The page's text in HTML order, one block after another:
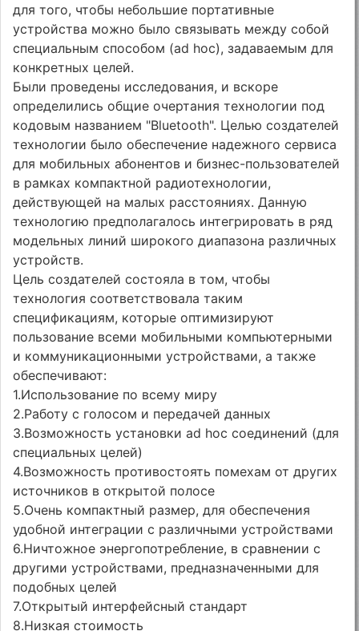
для того, чтобы небольшие портативные
устройства можно было связывать между собой
специальным способом (ad hoc), задаваемым для
конкретных целей.
Были проведены исследования, и вскоре
определились общие очертания технологии под
кодовым названием "Bluetooth". Целью создателей
технологии было обеспечение надежного сервиса
для мобильных абонентов и бизнес-пользователей
в рамках компактной радиотехнологии,
действующей на малых расстояниях. Данную
технологию предполагалось интегрировать в ряд
модельных линий широкого диапазона различных
устройств.
Цель создателей состояла в том, чтобы
технология соответствовала таким
спецификациям, которые оптимизируют
пользование всеми мобильными компьютерными
и коммуникационными устройствами, а также
обеспечивают:
1.Использование по всему миру
2.Работу с голосом и передачей данных
3.Возможность установки ad hoc соединений (для
специальных целей)
4.Возможность противостоять помехам от других
источников в открытой полосе
5.Очень компактный размер, для обеспечения
удобной интеграции с различными устройствами
6.Ничтожное энергопотребление, в сравнении с
другими устройствами, предназначенными для
подобных целей
7.Открытый интерфейсный стандарт
8.Низкая стоимость